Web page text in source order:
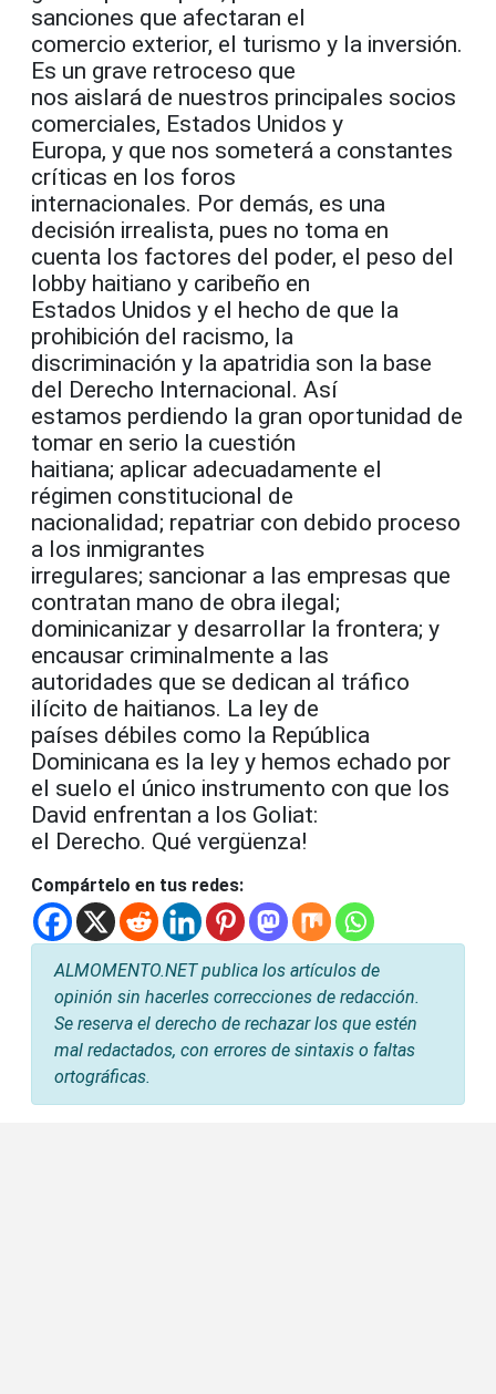
sanciones que afectaran el
comercio exterior, el turismo y la inversión.
Es un grave retroceso que
nos aislará de nuestros principales socios
comerciales, Estados Unidos y
Europa, y que nos someterá a constantes
críticas en los foros
internacionales. Por demás, es una
decisión irrealista, pues no toma en
cuenta los factores del poder, el peso del
lobby haitiano y caribeño en
Estados Unidos y el hecho de que la
prohibición del racismo, la
discriminación y la apatridia son la base
del Derecho Internacional. Así
estamos perdiendo la gran oportunidad de
tomar en serio la cuestión
haitiana; aplicar adecuadamente el
régimen constitucional de
nacionalidad; repatriar con debido proceso
a los inmigrantes
irregulares; sancionar a las empresas que
contratan mano de obra ilegal;
dominicanizar y desarrollar la frontera; y
encausar criminalmente a las
autoridades que se dedican al tráfico
ilícito de haitianos. La ley de
países débiles como la República
Dominicana es la ley y hemos echado por
el suelo el único instrumento con que los
David enfrentan a los Goliat:
el Derecho. Qué vergüenza!
Compártelo en tus redes:
ALMOMENTO.NET publica los artículos de
opinión sin hacerles correcciones de redacción.
Se reserva el derecho de rechazar los que estén
mal redactados, con errores de sintaxis o faltas
ortográficas.